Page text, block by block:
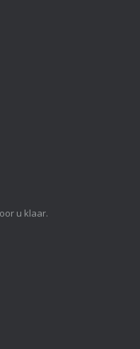
u klaar.